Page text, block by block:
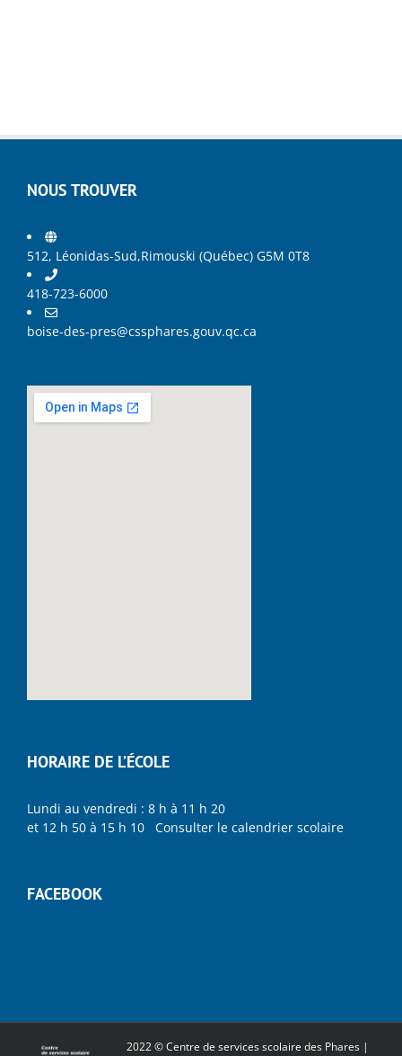
NOUS TROUVER
512, Léonidas-Sud,Rimouski (Québec) G5M 0T8
418-723-6000
boise-des-pres@cssphares.gouv.qc.ca
HORAIRE DE L’ÉCOLE
Lundi au vendredi : 8 h à 11 h 20
et 12 h 50 à 15 h 10 Consulter le calendrier scolaire
FACEBOOK
2022 © Centre de services scolaire des Phares |